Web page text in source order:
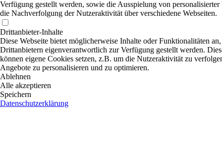
Verfügung gestellt werden, sowie die Ausspielung von
die Nachverfolgung der Nutzeraktivität über verschiedene Webseiten.
Drittanbieter-Inhalte
Diese Webseite bietet möglicherweise Inhalte oder Funktionalitäten
Drittanbietern eigenverantwortlich zur Verfügung gestellt werden.
können eigene Cookies setzen, z.B. um die Nutzeraktivität zu
Angebote zu personalisieren und zu optimieren.
Ablehnen
Alle akzeptieren
Speichern
Datenschutzerklärung